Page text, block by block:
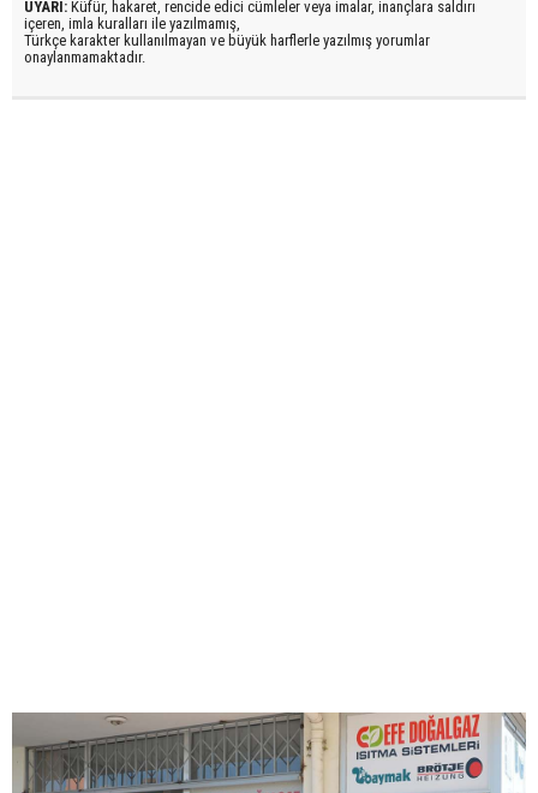
UYARI: Küfür, hakaret, rencide edici cümleler veya imalar, inançlara saldırı
içeren, imla kuralları ile yazılmamış,
Türkçe karakter kullanılmayan ve büyük harflerle yazılmış yorumlar
onaylanmamaktadır.